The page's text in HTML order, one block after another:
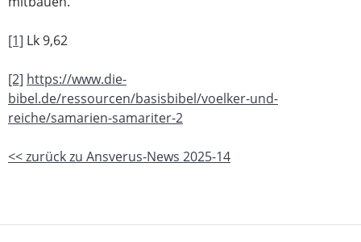
[1] Lk 9,62
[2] https://www.die-
bibel.de/ressourcen/basisbibel/voelker-und-
reiche/samarien-samariter-2
<< zurück zu Ansverus-News 2025-14